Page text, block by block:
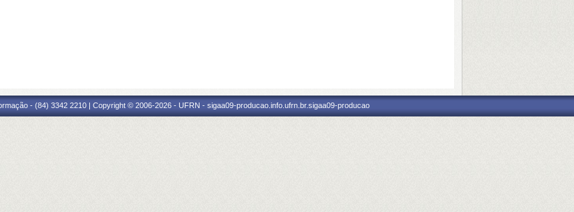
- (84) 3342 2210 | Copyright © 2006-2026 - UFRN - sigaa09-producao.info.ufrn.br.sigaa09-producao